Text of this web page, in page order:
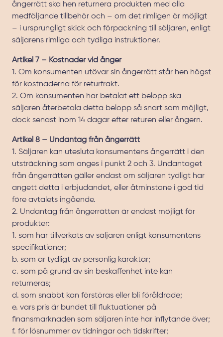
ångerrätt ska hen returnera produkten med alla
medföljande tillbehör och – om det rimligen är möjligt
– i ursprungligt skick och förpackning till säljaren, enligt
säljarens rimliga och tydliga instruktioner.
Artikel 7 – Kostnader vid ånger
1. Om konsumenten utövar sin ångerrätt står hen högst
för kostnaderna för returfrakt.
2. Om konsumenten har betalat ett belopp ska
säljaren återbetala detta belopp så snart som möjligt,
dock senast inom 14 dagar efter returen eller ångern.
Artikel 8 – Undantag från ångerrätt
1. Säljaren kan utesluta konsumentens ångerrätt i den
utsträckning som anges i punkt 2 och 3. Undantaget
från ångerrätten gäller endast om säljaren tydligt har
angett detta i erbjudandet, eller åtminstone i god tid
före avtalets ingående.
2. Undantag från ångerrätten är endast möjligt för
produkter:
1. som har tillverkats av säljaren enligt konsumentens
specifikationer;
b. som är tydligt av personlig karaktär;
c. som på grund av sin beskaffenhet inte kan
returneras;
d. som snabbt kan förstöras eller bli föråldrade;
e. vars pris är bundet till fluktuationer på
finansmarknaden som säljaren inte har inflytande över;
f. för lösnummer av tidningar och tidskrifter;